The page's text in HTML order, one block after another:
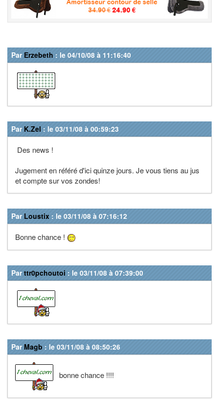
Par Erzebeth : le 04/10/08 à 11:16:40
Par K.Zel : le 03/11/08 à 00:59:23
Des news !
Jugement en référé d'ici quinze jours. Je vous tiens au jus
et compte sur vos zondes!
Par Loustix : le 03/11/08 à 07:16:12
Bonne chance !
Parttr0pchoutoi : le 03/11/08 à 07:39:00
Par Magb : le 03/11/08 à 08:50:26
bonne chance !!!!